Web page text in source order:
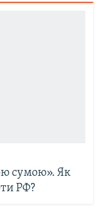
сумою». Як
РФ?